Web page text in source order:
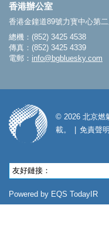
香港辦公室
香港金鐘道89號力寳中心第
總機：(852) 3425 4538
傳真：(852) 3425 4339
電郵： info@bgbluesky.com
© 2026 北京燃
載。
免責聲明
友好鏈接：
Powered by EQS TodayIR